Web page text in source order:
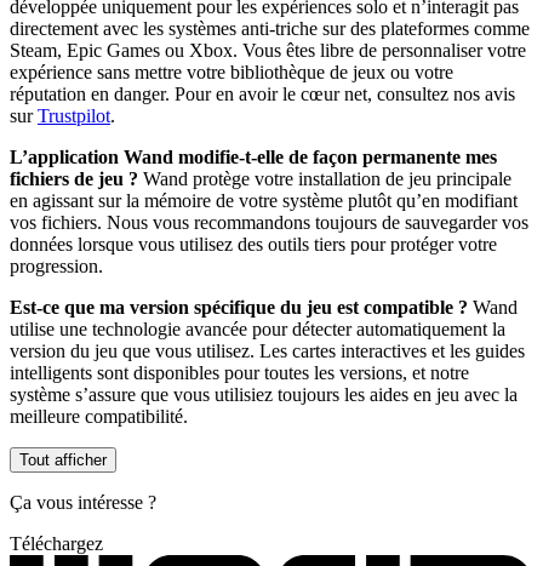
développée uniquement pour les expériences solo et n’interagit pas
directement avec les systèmes anti-triche sur des plateformes comme
Steam, Epic Games ou Xbox. Vous êtes libre de personnaliser votre
expérience sans mettre votre bibliothèque de jeux ou votre
réputation en danger. Pour en avoir le cœur net, consultez nos avis
surTrustpilot.
L’application Wand modifie-t-elle de façon permanente mes
fichiers de jeu ? Wand protège votre installation de jeu principale
en agissant sur la mémoire de votre système plutôt qu’en modifiant
vos fichiers. Nous vous recommandons toujours de sauvegarder vos
données lorsque vous utilisez des outils tiers pour protéger votre
progression.
Est-ce que ma version spécifique du jeu est compatible ? Wand
utilise une technologie avancée pour détecter automatiquement la
version du jeu que vous utilisez. Les cartes interactives et les guides
intelligents sont disponibles pour toutes les versions, et notre
système s’assure que vous utilisiez toujours les aides en jeu avec la
meilleure compatibilité.
Tout afficher
Ça vous intéresse ?
Téléchargez